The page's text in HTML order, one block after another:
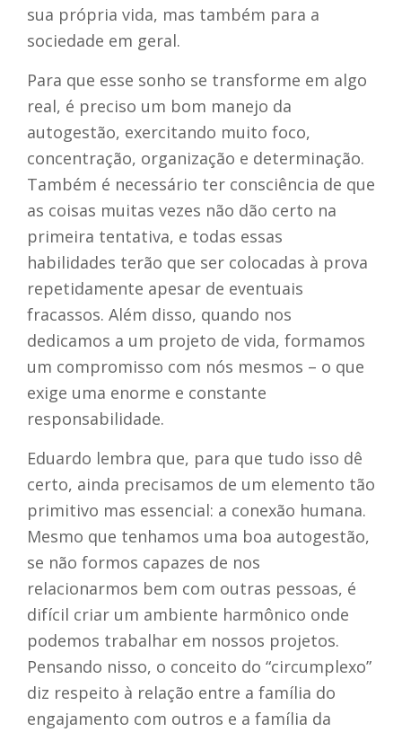
sua própria vida, mas também para a
sociedade em geral.
Para que esse sonho se transforme em algo
real, é preciso um bom manejo da
autogestão, exercitando muito foco,
concentração, organização e determinação.
Também é necessário ter consciência de que
as coisas muitas vezes não dão certo na
primeira tentativa, e todas essas
habilidades terão que ser colocadas à prova
repetidamente apesar de eventuais
fracassos. Além disso, quando nos
dedicamos a um projeto de vida, formamos
um compromisso com nós mesmos – o que
exige uma enorme e constante
responsabilidade.
Eduardo lembra que, para que tudo isso dê
certo, ainda precisamos de um elemento tão
primitivo mas essencial: a conexão humana.
Mesmo que tenhamos uma boa autogestão,
se não formos capazes de nos
relacionarmos bem com outras pessoas, é
difícil criar um ambiente harmônico onde
podemos trabalhar em nossos projetos.
Pensando nisso, o conceito do “circumplexo”
diz respeito à relação entre a família do
engajamento com outros e a família da